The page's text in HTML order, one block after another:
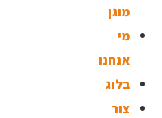
מוגן
מי
אנחנו
בלוג
צור